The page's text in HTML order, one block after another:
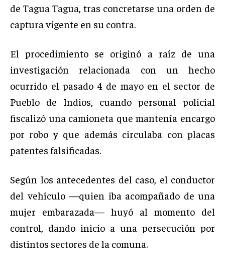
de Tagua Tagua, tras concretarse una orden de
captura vigente en su contra.
El procedimiento se originó a raíz de una
investigación relacionada con un hecho
ocurrido el pasado 4 de mayo en el sector de
Pueblo de Indios, cuando personal policial
fiscalizó una camioneta que mantenía encargo
por robo y que además circulaba con placas
patentes falsificadas.
Según los antecedentes del caso, el conductor
del vehículo —quien iba acompañado de una
mujer embarazada— huyó al momento del
control, dando inicio a una persecución por
distintos sectores de la comuna.